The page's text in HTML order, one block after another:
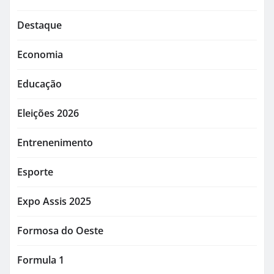
Destaque
Economia
Educação
Eleições 2026
Entrenenimento
Esporte
Expo Assis 2025
Formosa do Oeste
Formula 1